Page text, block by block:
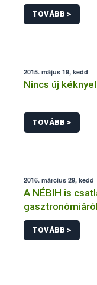
TOVÁBB >
2015. május 19, kedd
Nincs új
TOVÁBB >
2016. március 29, kedd
A NÉBIH is
TOVÁBB >